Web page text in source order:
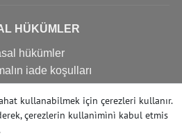
HÜKÜMLER
hükümler
iade koşulları
politikası
Imprint
İptal formu
kullanabilmek için çerezleri kullanır.
çerezlerin kullanìmìnì kabul etmis